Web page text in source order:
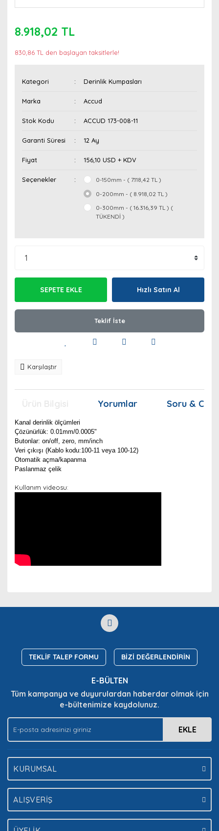
8.918,02 TL
830,86 TL den başlayan taksitlerle!
Kategori Derinlik Kumpasları
Marka Accud
Stok Kodu ACCUD 173-008-11
Garanti Süresi 12 Ay
Fiyat 156,10 USD + KDV
Seçenekler
0-150mm - ( 7.118,42 TL )
0-200mm - ( 8.918,02 TL )
0-300mm - ( 16.316,39 TL ) (
TÜKENDİ )
SEPETE EKLE Hızlı Satın Al
Teklif İste
Karşılaştır
Yorumlar Soru &
Kanal derinlik ölçümleri
Çözünürlük: 0.01mm/0.0005"
Butonlar: on/off, zero, mm/inch
Veri çıkışı (Kablo kodu:100-11 veya 100-12)
Otomatik açma/kapanma
Paslanmaz çelik
Kullanım videosu:
Yorum Yaz
Soru Sor
formunu kullanarak tarafımıza iletebilirsiniz.
Görüş ve önerileriniz için teşekkür ederiz.
Ürün açıklamasında eksik bilgiler bulunuyor.
Ürün fiyatı diğer sitelerden daha pahalı.
Bu ürüne benzer farklı alternatifler olmalı.
TEKLİF TALEP FORMU BİZİ DEĞERLENDİRİN
E-BÜLTEN
Tüm kampanya ve duyurulardan haberdar olmak için
e-bültenimize kaydolunuz.
EKLE
KURUMSAL
ALIŞVERİŞ